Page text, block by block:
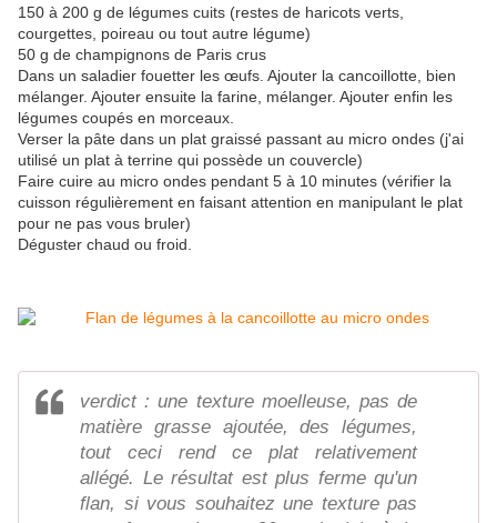
150 à 200 g de légumes cuits (restes de haricots verts,
courgettes, poireau ou tout autre légume)
50 g de champignons de Paris crus
Dans un saladier fouetter les œufs. Ajouter la cancoillotte, bien
mélanger. Ajouter ensuite la farine, mélanger. Ajouter enfin les
légumes coupés en morceaux.
Verser la pâte dans un plat graissé passant au micro ondes (j'ai
utilisé un plat à terrine qui possède un couvercle)
Faire cuire au micro ondes pendant 5 à 10 minutes (vérifier la
cuisson régulièrement en faisant attention en manipulant le plat
pour ne pas vous bruler)
Déguster chaud ou froid.
verdict : une texture moelleuse, pas de
matière grasse ajoutée, des légumes,
tout ceci rend ce plat relativement
allégé. Le résultat est plus ferme qu'un
flan, si vous souhaitez une texture pas